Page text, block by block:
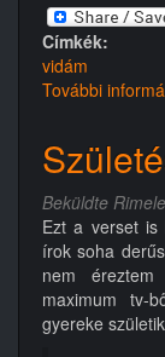
Címkék:
vidám
További
Beküldte
Ezt a verset is
írok soha
nem
maximum tv-
gyereke